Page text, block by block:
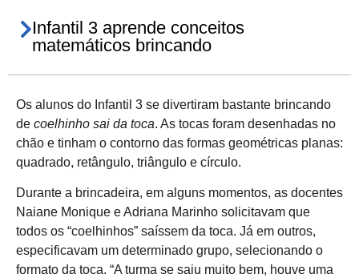
Infantil 3 aprende conceitos
matemáticos brincando
Os alunos do Infantil 3 se divertiram bastante brincando
de coelhinho sai da toca. As tocas foram desenhadas no
chão e tinham o contorno das formas geométricas planas:
quadrado, retângulo, triângulo e círculo.
Durante a brincadeira, em alguns momentos, as docentes
Naiane Monique e Adriana Marinho solicitavam que
todos os “coelhinhos” saíssem da toca. Já em outros,
especificavam um determinado grupo, selecionando o
formato da toca. “A turma se saiu muito bem, houve uma